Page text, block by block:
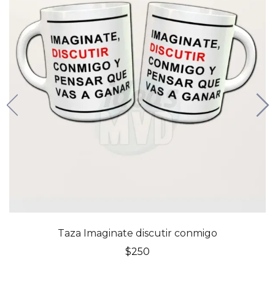
Taza Imaginate discutir conmigo
$250